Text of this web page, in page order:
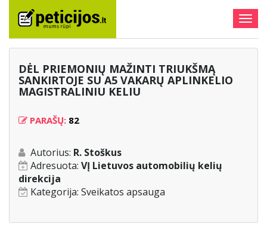
DĖL PRIEMONIŲ MAŽINTI TRIUKŠMĄ
SANKIRTOJE SU A5 VAKARŲ APLINKELIO
MAGISTRALINIU KELIU
PARAŠŲ: 82
Autorius: R. Stoškus
Adresuota: VĮ Lietuvos automobilių kelių
direkcija
Kategorija: Sveikatos apsauga